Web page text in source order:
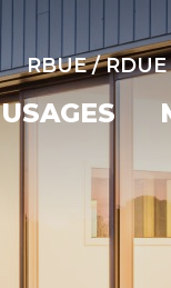
RBUE / RDUE
USAGES